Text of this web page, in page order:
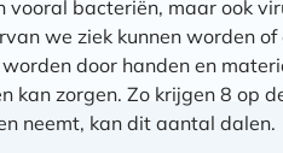
bacteriën, maar ook
we ziek kunnen worden
door handen en
kan zorgen. Zo krijgen 8 op
neemt, kan dit aantal dalen.